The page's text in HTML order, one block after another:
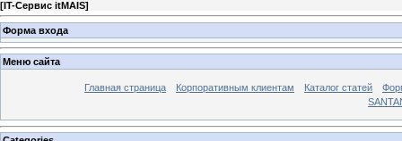
[IT-Сервис itMAIS]
Форма входа
Меню сайта
Главная страница Корпоративным клиентам Каталог статей